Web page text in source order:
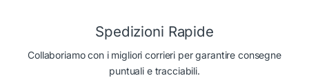
Spedizioni Rapide
Collaboriamo con i migliori corrieri per garantire consegne
puntuali e tracciabili.